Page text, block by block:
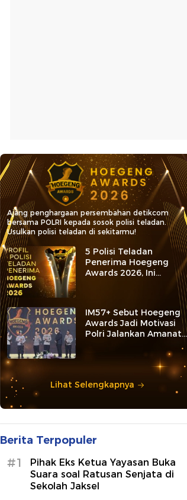
Ajang penghargaan persembahan detikcom
bersama POLRI kepada sosok polisi teladan.
Usulkan polisi teladan di sekitarmu!
5 Polisi Teladan
Penerima Hoegeng
Awards 2026, Ini
Kategori dan Kiprahnya
IM57+ Sebut Hoegeng
Awards Jadi Motivasi
Polri Jalankan Amanat
Lihat Selengkapnya
Berita Terpopuler
#1
Pihak Eks Ketua Yayasan Buka
Suara soal Ratusan Senjata di
Sekolah Jaksel